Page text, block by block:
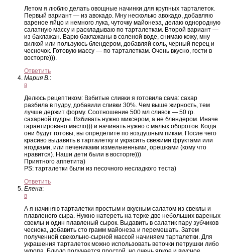
Летом я люблю делать овощные начинки для крупных тарталеток.
Первый вариант — из авокадо. Мну несколько авокадо, добавляю
вареное яйцо и немного лука, чуточку майонеза, делаю однородную
салатную массу и раскладываю по тарталеткам. Второй вариант —
из баклажан. Варю баклажаны в соленой воде, снимаю кожу, мну
вилкой или пользуюсь блендером, добавляй соль, черный перец и
чесночок. Готовую массу — по тарталеткам. Очень вкусно, гости в
восторге))).
Ответить
Мария В.:
в
Делюсь рецептиком: Взбитые сливки я готовила сама: сахар
разбила в пудру, добавили сливки 30%. Чем выше жирность, тем
лучше держит форму. Соотношение 500 мл сливок — 50 гр.
сахарной пудры. Взбивать нужно миксером, а не блендером. Иначе
гарантировано масло))) и начинать нужно с малых оборотов. Когда
они будут готовы, вы определите по воздушным пикам. После чего
красиво выдавить в тарталетку и украсить свежими фруктами или
ягодками, или печениками измельченными, орешками (кому что
нравится). Наши дети были в восторге)))
Приятного аппетита)
PS: тарталетки были из песочного несладкого теста)
Ответить
Елена:
в
А я начиняю тарталетки простым и вкусным салатом из свеклы и
плавленого сыра. Нужно натереть на терке две небольших вареных
свеклы и один плавленый сырок. Выдавить в салатик пару зубчиков
чеснока, добавить сто грамм майонеза и перемешать. Затем
полученной свекольно-сырной массой начиняем тарталетки. Для
украшения тарталеток можно использовать веточки петрушки либо